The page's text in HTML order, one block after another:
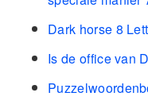
Dark horse 8
Is de office van